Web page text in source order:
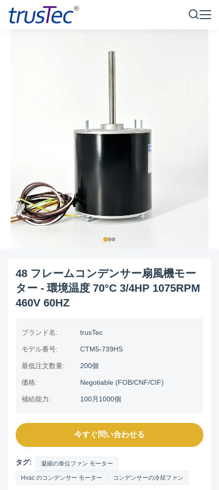
48 フレームコンデンサー扇風機モー
ター - 環境温度 70°C 3/4HP 1075RPM
460V 60HZ
ブランド名: trusTec
モデル番号: CTM5-739HS
最低注文数量: 200個
価格: Negotiable (FOB/CNF/CIF)
補給能力: 100月1000個
今すぐ問い合わせる
タグ: 凝縮の単位ファン モーター
Hvac のコンデンサー モーター コンデンサーの冷却ファン